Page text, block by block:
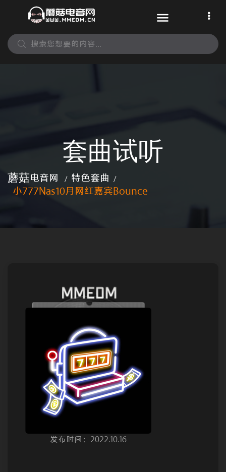
套曲试听
蘑菇电音网 / 特色套曲 /
小777Nas10月网红嘉宾bounce
发布时间：2022.10.16